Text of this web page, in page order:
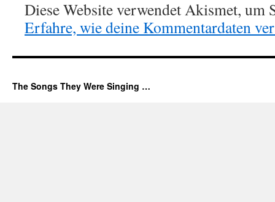
Diese Website verwendet Akismet, um
Erfahre, wie deine Kommentardaten
The Songs They Were Singing …